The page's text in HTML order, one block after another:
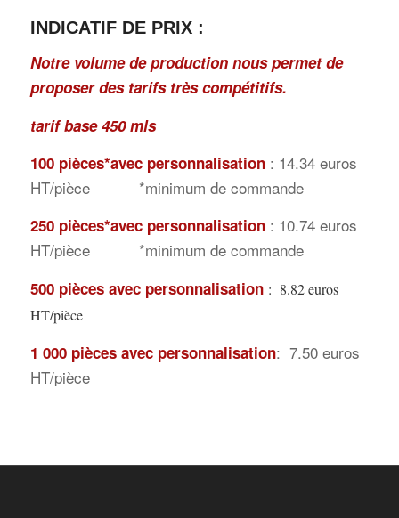
INDICATIF DE PRIX :
Notre volume de production nous permet de
proposer des tarifs très compétitifs.
tarif base 450 mls
100 pièces*avec personnalisation: 14.34 euros
HT/pièce *minimum de commande
250 pièces*avec personnalisation: 10.74 euros
HT/pièce *minimum de commande
500 pièces avec personnalisation : 8.82 euros
HT/pièce
1 000 pièces avec personnalisation: 7.50 euros
HT/pièce